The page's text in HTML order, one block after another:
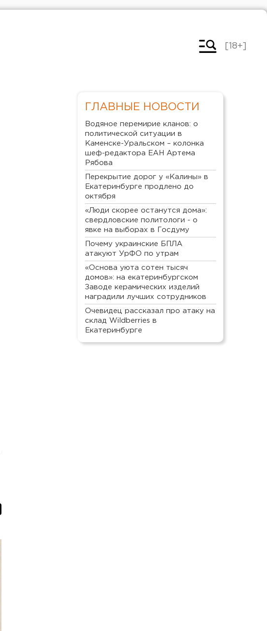
[18+]
ГЛАВНЫЕ НОВОСТИ
Водяное перемирие кланов: о
политической ситуации в
Каменске-Уральском – колонка
шеф-редактора ЕАН Артема
Рябова
Перекрытие дорог у «Калины» в
Екатеринбурге продлено до
октября
«Люди скорее останутся дома»:
свердловские политологи - о
явке на выборах в Госдуму
Почему украинские БПЛА
атакуют УрФО по утрам
«Основа уюта сотен тысяч
домов»: на екатеринбургском
Заводе керамических изделий
наградили лучших сотрудников
Очевидец рассказал про атаку на
склад Wildberries в
Екатеринбурге